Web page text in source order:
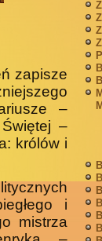
zapisze
–
–
królów i
i
mistrza